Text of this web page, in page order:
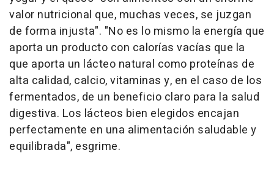
valor nutricional que, muchas veces, se juzgan
de forma injusta". "No es lo mismo la energía que
aporta un producto con calorías vacías que la
que aporta un lácteo natural como proteínas de
alta calidad, calcio, vitaminas y, en el caso de los
fermentados, de un beneficio claro para la salud
digestiva. Los lácteos bien elegidos encajan
perfectamente en una alimentación saludable y
equilibrada", esgrime.